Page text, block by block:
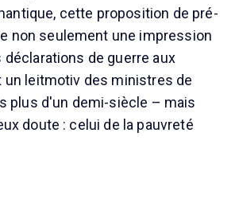
cette proposition de pré-
non seulement une impression
déclarations de guerre aux
leitmotiv des ministres de
plus d'un demi-siècle – mais
doute : celui de la pauvreté